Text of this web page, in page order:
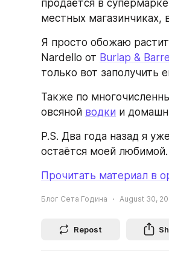
продаётся в
местных магазинчиках,
Я просто обожаю
Nardello от Burlap &
только вот заполучить
Также по
овсяной водки и
P.S. Два года назад я
остаётся моей любимой.
Прочитать материал в
Блог Сета Година August 30,
Repost